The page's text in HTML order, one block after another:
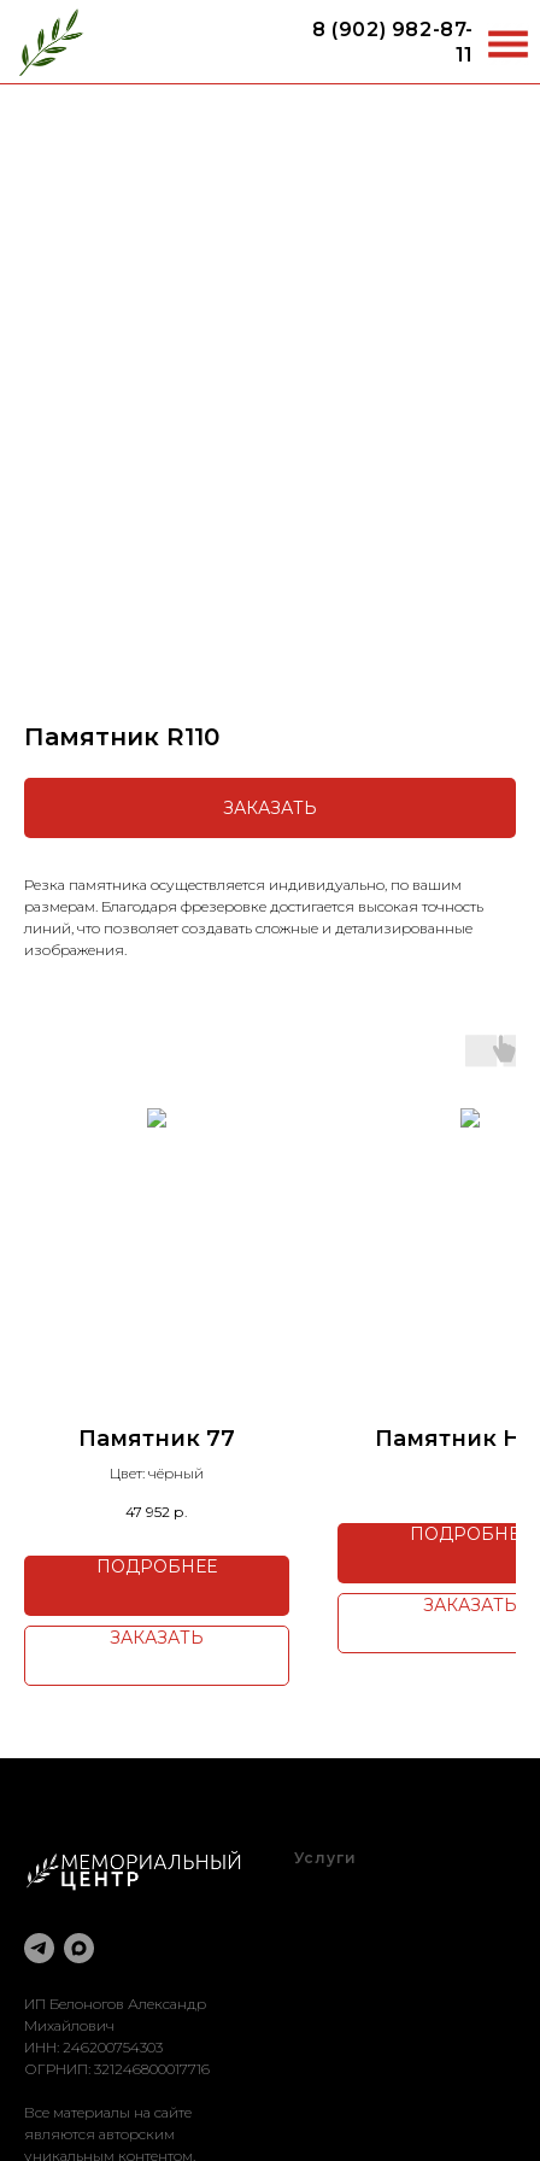
8 (902) 982-87-
11
Памятник R110
ЗАКАЗАТЬ
Резка памятника осуществляется индивидуально, по вашим
размерам. Благодаря фрезеровке достигается высокая точность
линий, что позволяет создавать сложные и детализированные
изображения.
Памятник 77
Цвет: чёрный
47 952 р.
ПОДРОБНЕЕ
ЗАКАЗАТЬ
Памятник
ПОДРОБНЕЕ
ЗАКАЗАТЬ
ИП Белоногов Александр
Михайлович
ИНН: 246200754303
ОГРНИП: 321246800017716
Все материалы на сайте
являются авторским
уникальным контентом.
Услуги